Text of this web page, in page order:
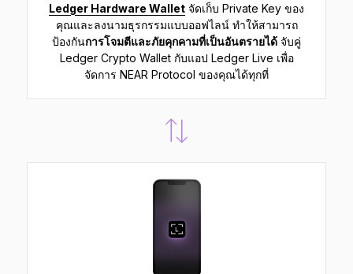
Ledger Hardware Wallet จัดเก็บ Private Key ของ
คุณและลงนามธุรกรรมแบบออฟไลน์ ทำให้สามารถ
ป้องกันการโจมตีและภัยคุกคามที่เป็นอันตรายได้ จับคู่
Ledger Crypto Wallet กับแอป Ledger Live เพื่อ
จัดการ NEAR Protocol ของคุณได้ทุกที่